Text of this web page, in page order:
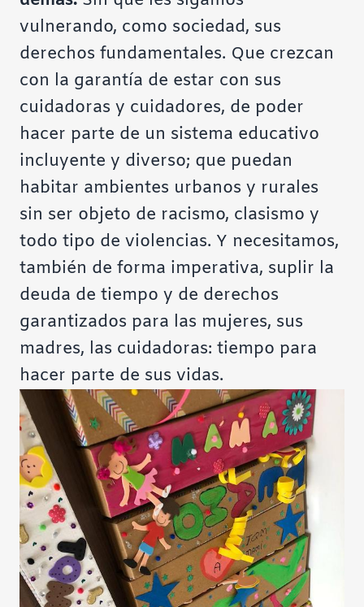
vulnerando, como sociedad, sus
derechos fundamentales. Que crezcan
con la garantía de estar con sus
cuidadoras y cuidadores, de poder
hacer parte de un sistema educativo
incluyente y diverso; que puedan
habitar ambientes urbanos y rurales
sin ser objeto de racismo, clasismo y
todo tipo de violencias. Y necesitamos,
también de forma imperativa, suplir la
deuda de tiempo y de derechos
garantizados para las mujeres, sus
madres, las cuidadoras: tiempo para
hacer parte de sus vidas.